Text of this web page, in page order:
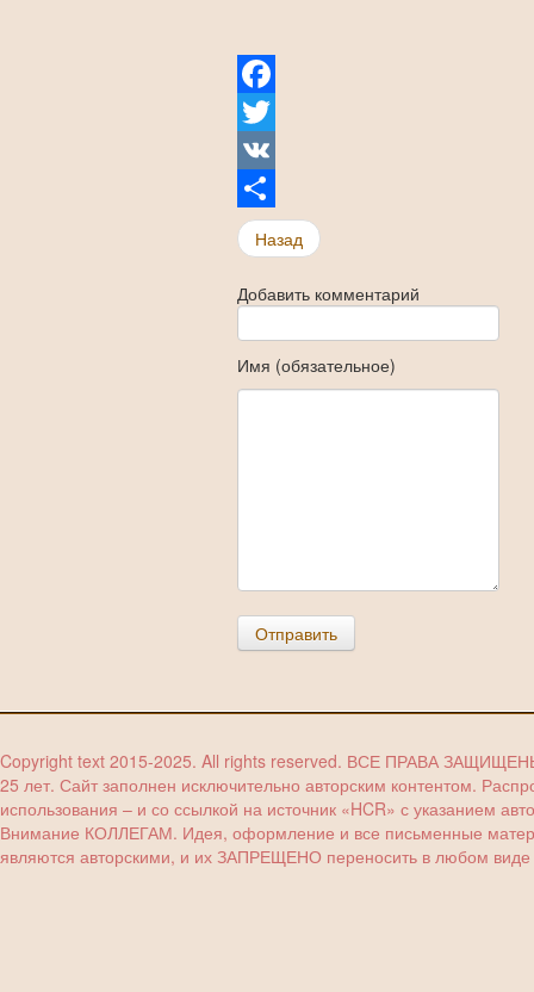
Facebook
Twitter
VK
Share
Назад
Добавить комментарий
Имя (обязательное)
Отправить
Copyright text 2015-2025. All rights reserved. ВСЕ ПРАВА
25 лет. Сайт заполнен исключительно авторским контентом.
использования – и со ссылкой на источник «HCR» с указанием
Внимание КОЛЛЕГАМ. Идея, оформление и все письменные
являются авторскими, и их ЗАПРЕЩЕНО переносить в любом виде